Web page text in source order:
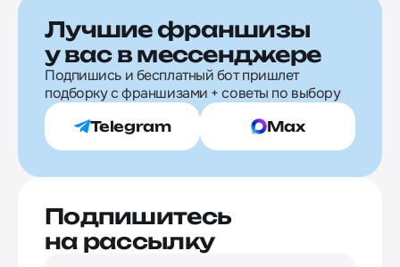
Лучшие франшизы
у вас в мессенджере
Подпишись и бесплатный бот пришлет
подборку с франшизами + советы по выбору
Telegram Max
Подпишитесь
на рассылку